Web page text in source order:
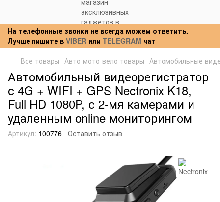
На телефонные звонки не всегда можем ответить.
Лучше пишите в VIBER или TELEGRAM чат
Все товары Авто-мото-вело товары Автомобильные
Автомобильный видеорегистратор
с 4G + WIFI + GPS Nectronix K18,
Full HD 1080P, с 2-мя камерами и
удаленным online мониторингом
Артикул: 100776 Оставить отзыв